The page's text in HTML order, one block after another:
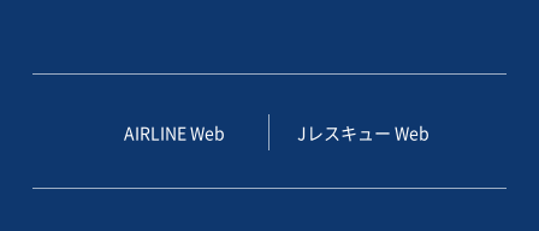
AIRLINE Web Jレスキュー Web